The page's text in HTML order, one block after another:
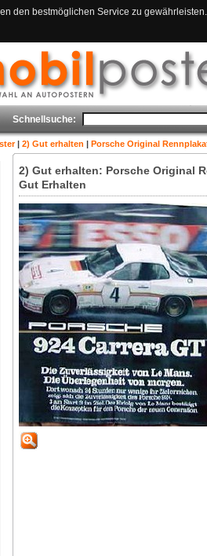
den bestmöglichen Service zu
Schnellsuche:
| 2) Gut erhalten | Porsche Original
2) Gut erhalten: Porsche Original
Gut Erhalten